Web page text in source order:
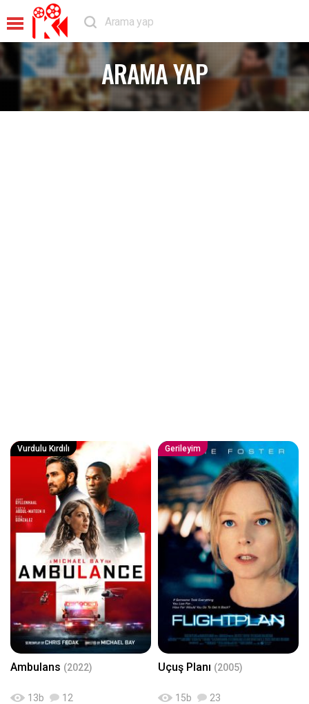
ARAMA YAP
Vurdulu Kırdılı
Ambulans (2022)
13b 12
Gerileyim
Uçuş Planı (2005)
15b 23